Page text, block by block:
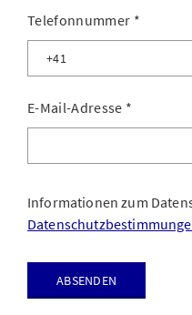
Telefonnummer *
E-Mail-Adresse *
Informationen zum
Absenden